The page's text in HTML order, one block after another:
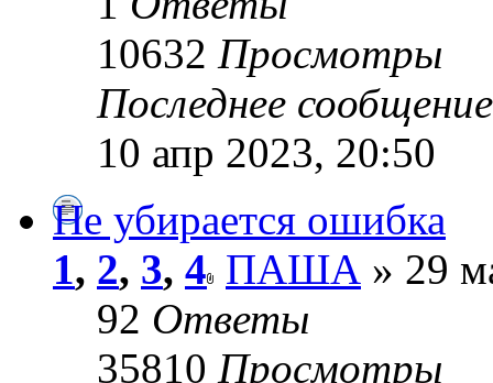
10632 Просмотры
Последнее
10 апр 2023, 20:50
Не убирается ошибка
1, 2, 3, 4 ПАША » 29
92 Ответы
35810 Просмотры